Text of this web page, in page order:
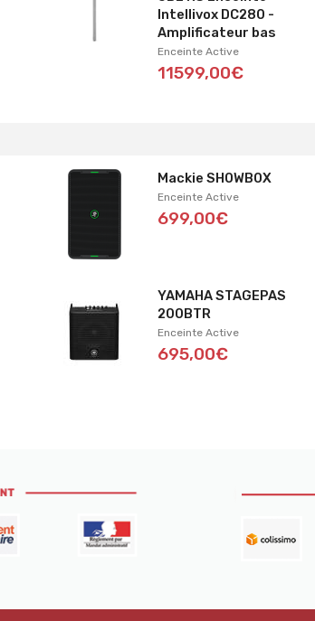
Intellivox DC280 -
Amplificateur bas
Enceinte Active
11599,00€
Mackie SHOWBOX
Enceinte Active
699,00€
YAMAHA STAGEPAS
200BTR
Enceinte Active
695,00€